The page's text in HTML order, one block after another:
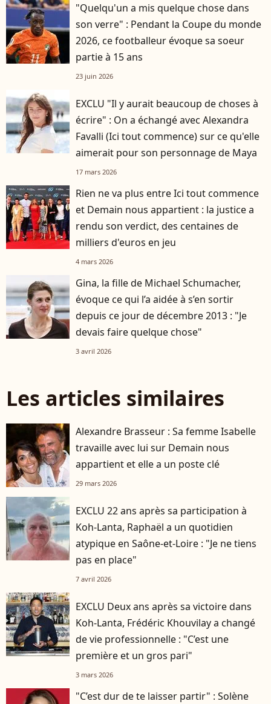
"Quelqu'un a mis quelque chose dans
son verre" : Pendant la Coupe du monde
2026, ce footballeur évoque sa soeur
partie à 15 ans
23 juin 2026
EXCLU "Il y aurait beaucoup de choses à
écrire" : On a échangé avec Alexandra
Favalli (Ici tout commence) sur ce qu'elle
aimerait pour son personnage de Maya
17 mars 2026
Rien ne va plus entre Ici tout commence
et Demain nous appartient : la justice a
rendu son verdict, des centaines de
milliers d'euros en jeu
4 mars 2026
Gina, la fille de Michael Schumacher,
évoque ce qui l’a aidée à s’en sortir
depuis ce jour de décembre 2013 : "Je
devais faire quelque chose"
3 avril 2026
Les articles similaires
Alexandre Brasseur : Sa femme Isabelle
travaille avec lui sur Demain nous
appartient et elle a un poste clé
29 mars 2026
EXCLU 22 ans après sa participation à
Koh-Lanta, Raphaël a un quotidien
atypique en Saône-et-Loire : "Je ne tiens
pas en place"
7 avril 2026
EXCLU Deux ans après sa victoire dans
Koh-Lanta, Frédéric Khouvilay a changé
de vie professionnelle : "C’est une
première et un gros pari"
3 mars 2026
"C’est dur de te laisser partir" : Solène